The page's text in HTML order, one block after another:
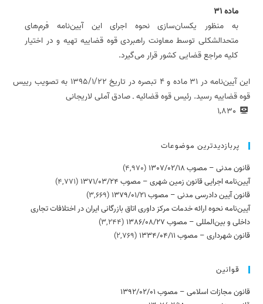
ماده 31
به منظور یکسان‌سازی نحوه اجرای این آیین‌نامه فرم‌های
متحدالشکلی توسط معاونت راهبردی قوه قضاییه تهیه و در اختیار
کلیه مراجع قضایی کشور قرار می‌گیرد.
این آیین‌نامه در 31 ماده و 4 تبصره در تاریخ 1395/1/22 به تصویب رییس
قوه قضاییه رسید. رئیس قوه قضائیه ـ صادق آملی لاریجانی
1,830
پربازدیدترین موضوعات
قانون مدنی – مصوب 1307/02/18
(4,970)
آیین‌نامه اجرایی قانون زمین شهری – مصوب 1371/03/24
(4,771)
قانون آیین دادرسی مدنی – مصوب 1379/01/21
(3,669)
آیین‌نامه نحوه ارائه خدمات مرکز داوری اتاق بازرگانی ایران در اختلافات تجاری
داخلی و بین‌المللی – مصوب 1386/08/27
(3,244)
قانون شهرداری – مصوب 1334/04/11
(2,769)
قوانین
قانون مجازات اسلامی – مصوب 1392/02/01